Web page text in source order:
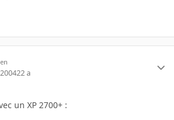
22 a
un XP 2700+ :